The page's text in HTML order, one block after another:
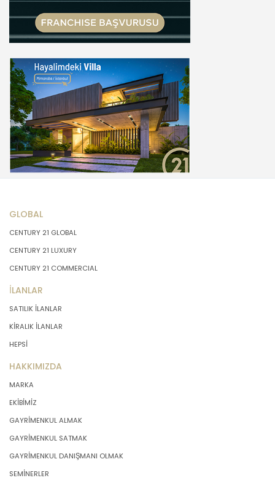
GLOBAL
CENTURY 21 GLOBAL
CENTURY 21 LUXURY
CENTURY 21 COMMERCIAL
İLANLAR
SATILIK İLANLAR
KİRALIK İLANLAR
HEPSİ
HAKKIMIZDA
MARKA
EKİBİMİZ
GAYRİMENKUL ALMAK
GAYRİMENKUL SATMAK
GAYRİMENKUL DANIŞMANI OLMAK
SEMİNERLER